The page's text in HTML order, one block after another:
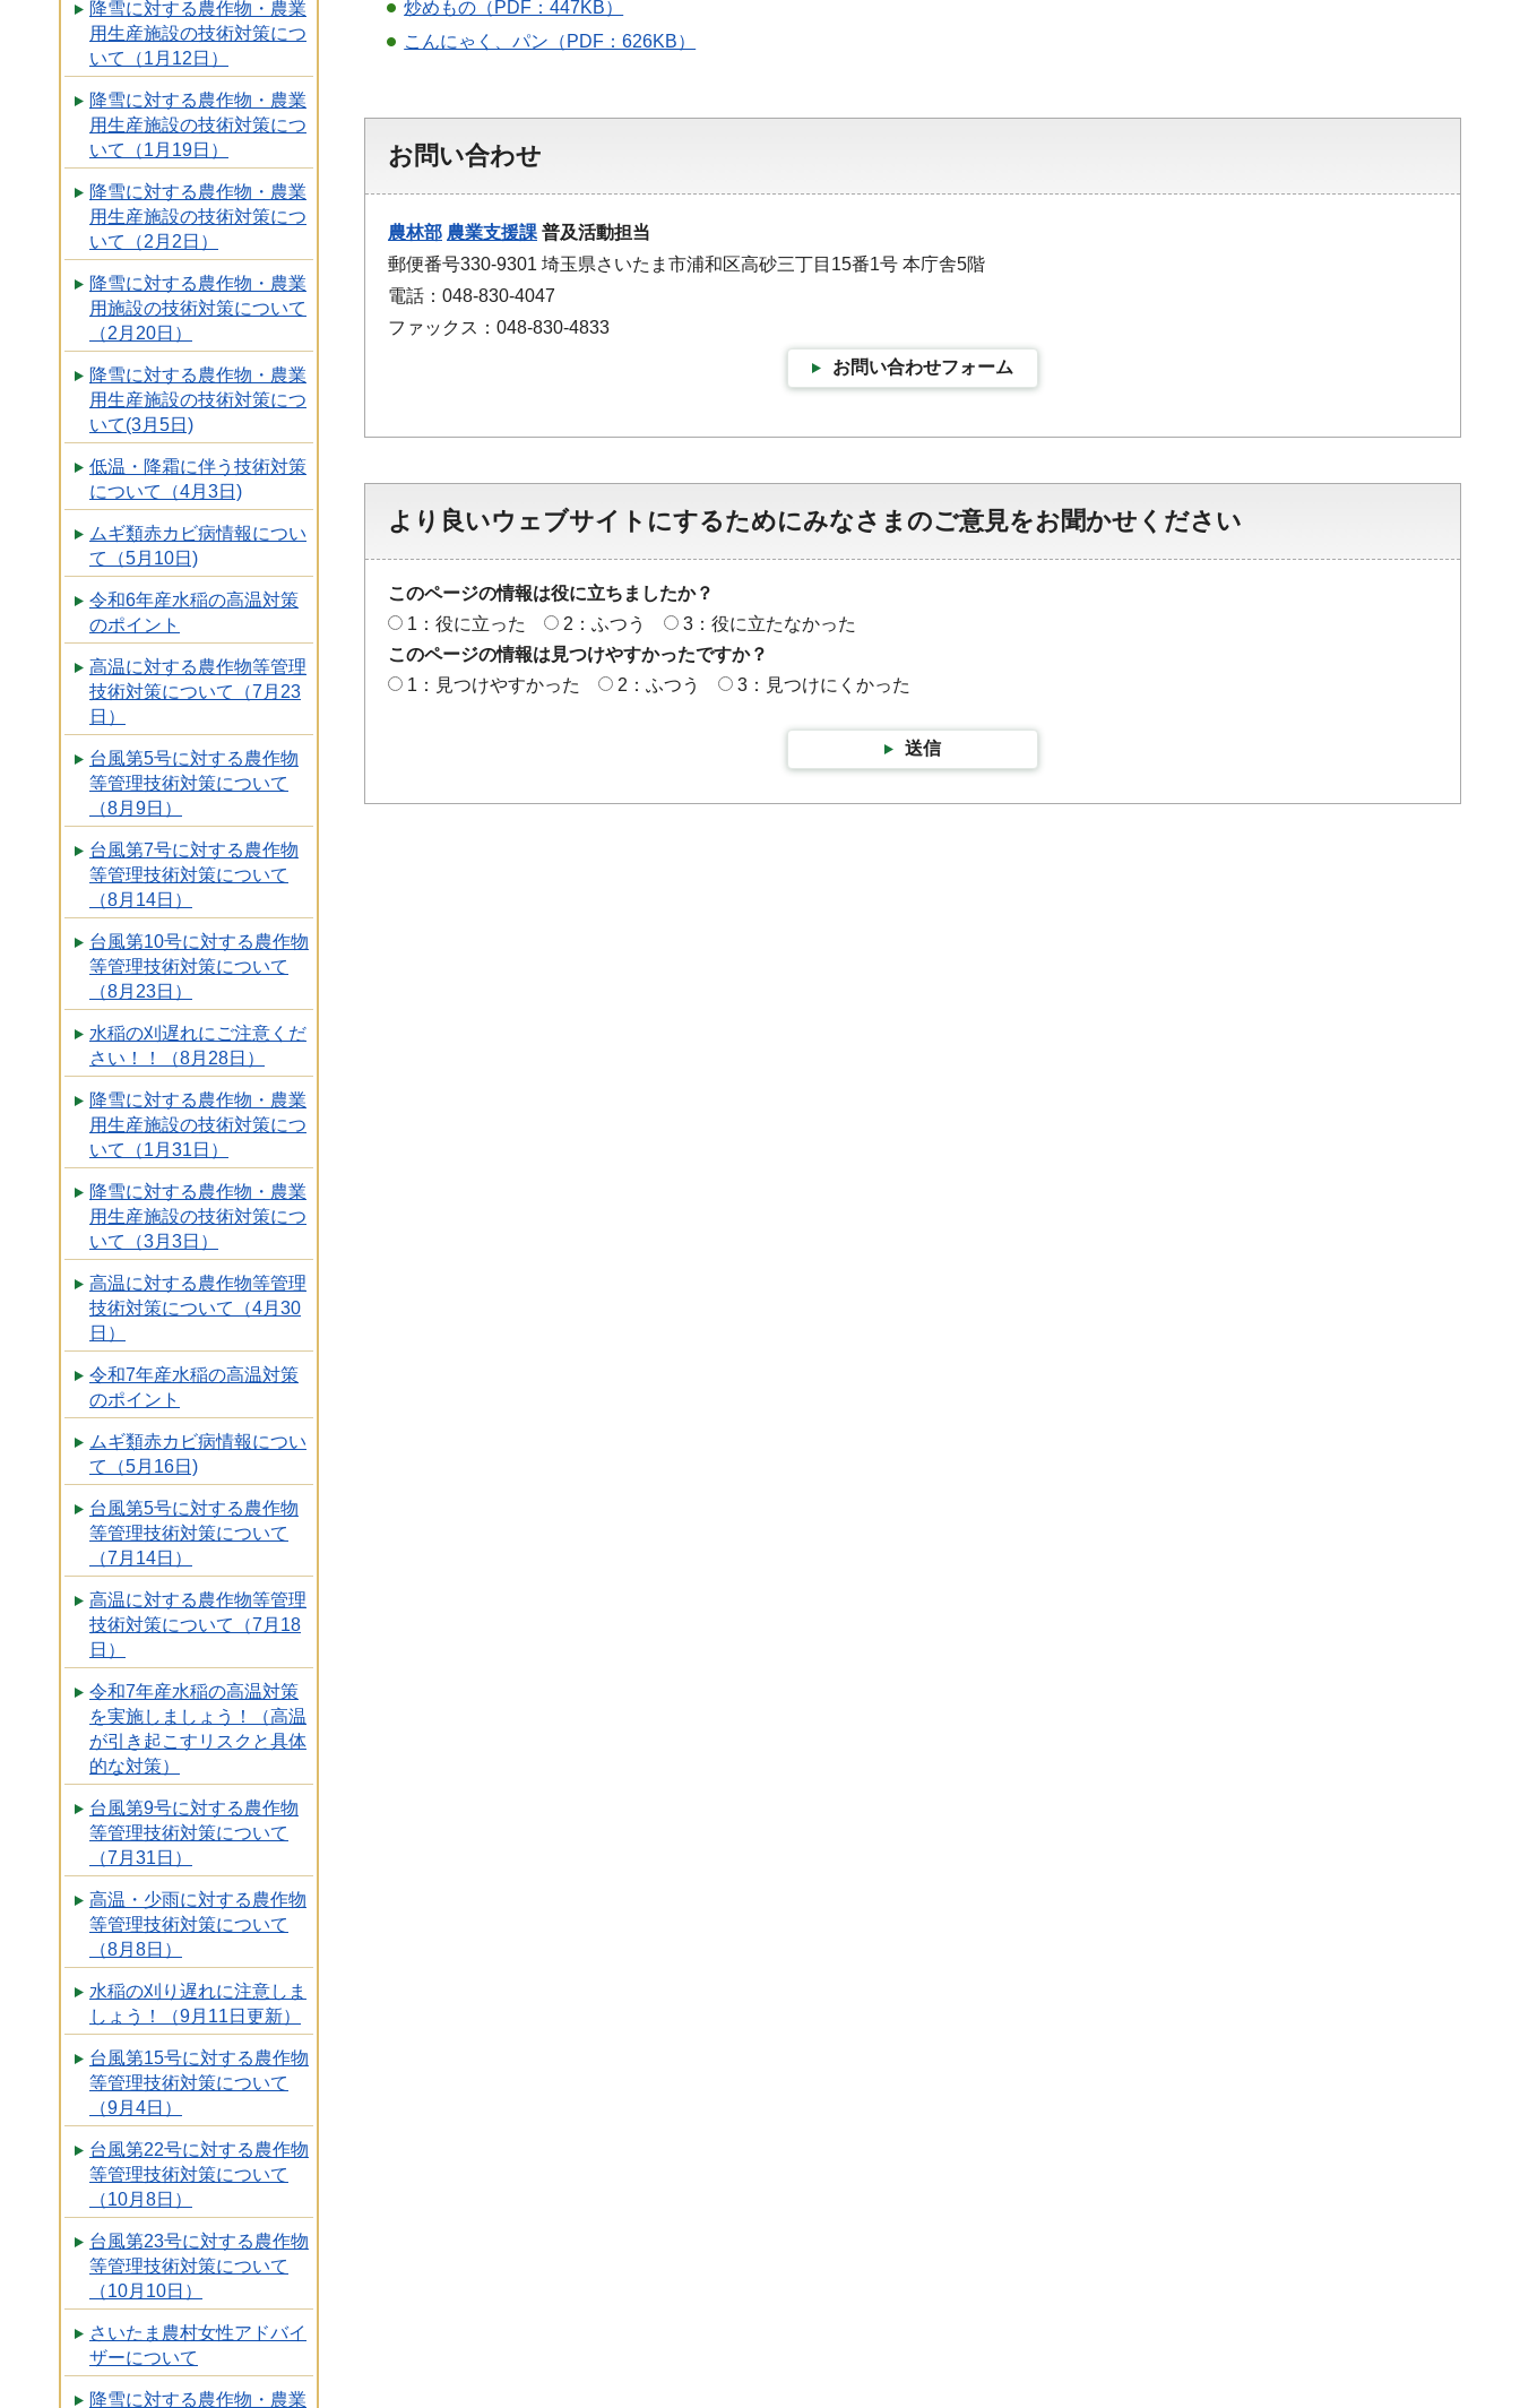
降雪に対する農作物・農業
用生産施設の技術対策につ
いて（1月12日）
降雪に対する農作物・農業
用生産施設の技術対策につ
いて（1月19日）
降雪に対する農作物・農業
用生産施設の技術対策につ
いて（2月2日）
降雪に対する農作物・農業
用施設の技術対策について
（2月20日）
降雪に対する農作物・農業
用生産施設の技術対策につ
いて(3月5日)
低温・降霜に伴う技術対策
について（4月3日)
ムギ類赤カビ病情報につい
て（5月10日)
令和6年産水稲の高温対策
のポイント
高温に対する農作物等管理
技術対策について（7月23
日）
台風第5号に対する農作物
等管理技術対策について
（8月9日）
台風第7号に対する農作物
等管理技術対策について
（8月14日）
台風第10号に対する農作物
等管理技術対策について
（8月23日）
水稲の刈遅れにご注意くだ
さい！！（8月28日）
降雪に対する農作物・農業
用生産施設の技術対策につ
いて（1月31日）
降雪に対する農作物・農業
用生産施設の技術対策につ
いて（3月3日）
高温に対する農作物等管理
技術対策について（4月30
日）
令和7年産水稲の高温対策
のポイント
ムギ類赤カビ病情報につい
て（5月16日)
台風第5号に対する農作物
等管理技術対策について
（7月14日）
高温に対する農作物等管理
技術対策について（7月18
日）
令和7年産水稲の高温対策
を実施しましょう！（高温
が引き起こすリスクと具体
的な対策）
台風第9号に対する農作物
等管理技術対策について
（7月31日）
高温・少雨に対する農作物
等管理技術対策について
（8月8日）
水稲の刈り遅れに注意しま
しょう！（9月11日更新）
台風第15号に対する農作物
等管理技術対策について
（9月4日）
台風第22号に対する農作物
等管理技術対策について
（10月8日）
台風第23号に対する農作物
等管理技術対策について
（10月10日）
さいたま農村女性アドバイ
ザーについて
降雪に対する農作物・農業
炒めもの（PDF：447KB）
こんにゃく、パン（PDF：626KB）
お問い合わせ
農林部 農業支援課 普及活動担当
郵便番号330-9301 埼玉県さいたま市浦和区高砂三丁目15番1号 本庁舎5階
電話：048-830-4047
ファックス：048-830-4833
お問い合わせフォーム
より良いウェブサイトにするためにみなさまのご意見をお聞かせください
このページの情報は役に立ちましたか？
1：役に立った
2：ふつう
3：役に立たなかった
このページの情報は見つけやすかったですか？
1：見つけやすかった
2：ふつう 3：見つけにくかった
送信